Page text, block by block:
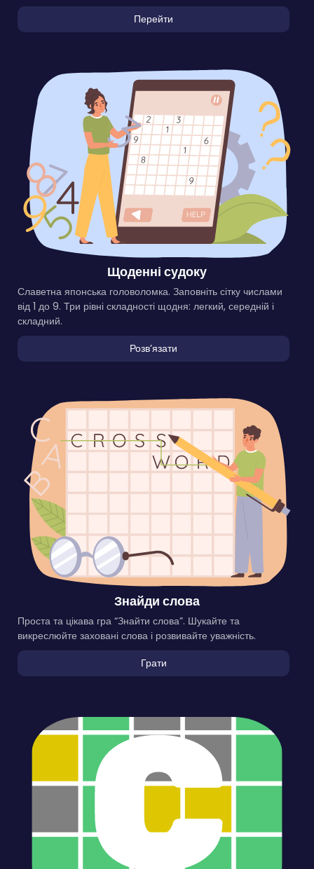
Перейти
Щоденні судоку
Славетна японська головоломка. Заповніть сітку числами
від 1 до 9. Три рівні складності щодня: легкий, середній і
складний.
Розвʼязати
Знайди слова
Проста та цікава гра “Знайти слова”. Шукайте та
викреслюйте заховані слова і розвивайте уважність.
Грати